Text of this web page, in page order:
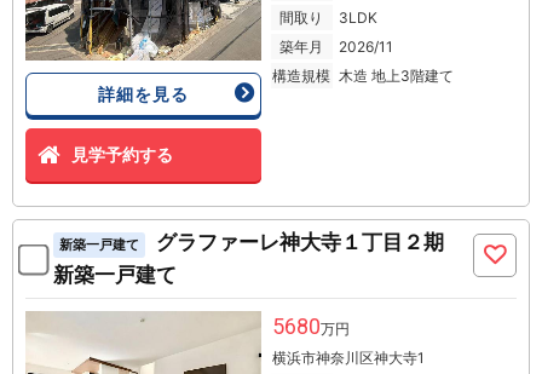
詳細を見る
見学予約する
間取り
3LDK
築年月
2026/11
構造規模 木造 地上3階建て
新築一戸建て
グラファーレ神大寺１丁目２期
新築一戸建て
5680万円
横浜市神奈川区神大寺1